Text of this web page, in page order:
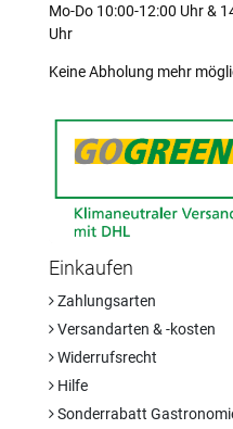
Mo-Do 10:00-12:00 Uhr &
Uhr
Keine Abholung mehr
Einkaufen
Zahlungsarten
Versandarten & -kosten
Widerrufsrecht
Hilfe
Sonderrabatt